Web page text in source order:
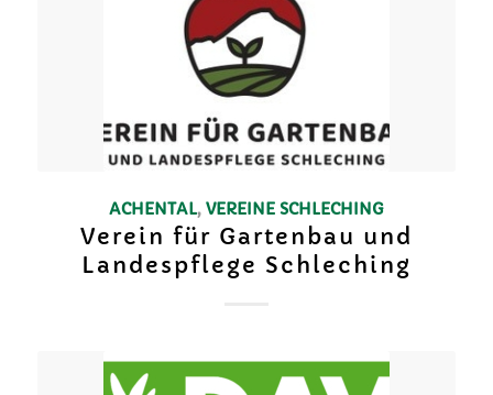
ACHENTAL,VEREINE SCHLECHING
Verein für Gartenbau und
Landespflege Schleching